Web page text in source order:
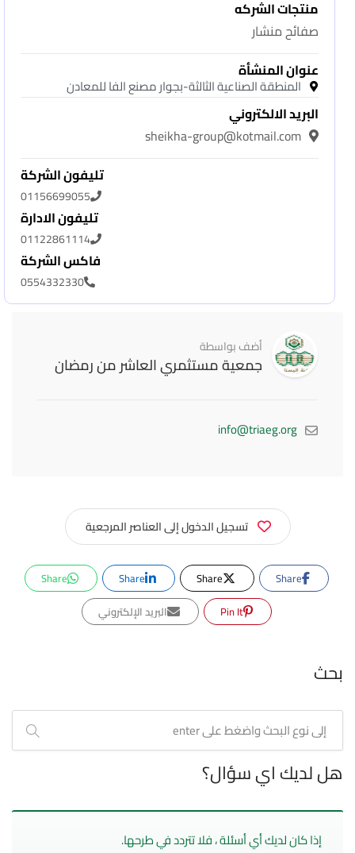
منتجات الشركه
صفائح منشار
عنوان المنشأة
المنطقة الصناعية الثالثة-بجوار مصنع الفا للمعادن
البريد الالكتروني
sheikha-group@kotmail.com
تليفون الشركة
01156699055
تليفون الادارة
01122861114
فاكس الشركة
0554332330
أضف بواسطة
جمعية مستثمري العاشر من رمضان
info@triaeg.org
تسجيل الدخول إلى العناصر المرجعية
Share
Share
Share
Share
Pin It
البريد الإلكتروني
بحث
هل لديك اي سؤال؟
إذا كان لديك أي أسئلة ، فلا تتردد في طرحها.